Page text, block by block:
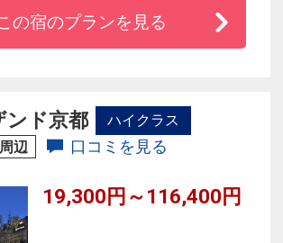
の宿のプランを見る
ンド京都
ハイクラス
辺
口コミを見る
19,300円～116,400円